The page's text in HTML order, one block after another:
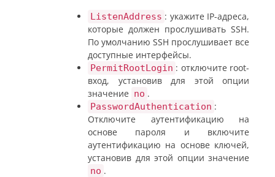
ListenAddress : укажите IP-адреса,
которые должен прослушивать SSH.
По умолчанию SSH прослушивает все
доступные интерфейсы.
PermitRootLogin : отключите root-
вход, установив для этой опции
значение no .
PasswordAuthentication :
Отключите аутентификацию на
основе пароля и включите
аутентификацию на основе ключей,
установив для этой опции значение
no .